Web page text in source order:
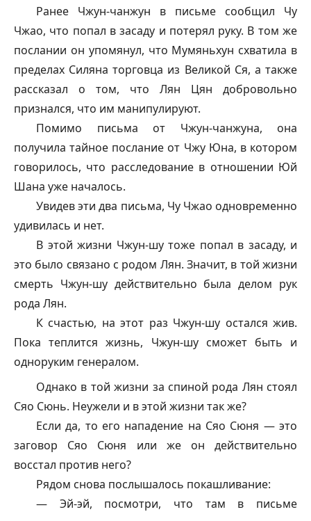
Ранее Чжун-чанжун в письме сообщил Чу
Чжао, что попал в засаду и потерял руку. В том же
послании он упомянул, что Мумяньхун схватила в
пределах Силяна торговца из Великой Ся, а также
рассказал о том, что Лян Цян добровольно
признался, что им манипулируют.
Помимо письма от Чжун-чанжуна, она
получила тайное послание от Чжу Юна, в котором
говорилось, что расследование в отношении Юй
Шана уже началось.
Увидев эти два письма, Чу Чжао одновременно
удивилась и нет.
В этой жизни Чжун-шу тоже попал в засаду, и
это было связано с родом Лян. Значит, в той жизни
смерть Чжун-шу действительно была делом рук
рода Лян.
К счастью, на этот раз Чжун-шу остался жив.
Пока теплится жизнь, Чжун-шу сможет быть и
одноруким генералом.
Однако в той жизни за спиной рода Лян стоял
Сяо Сюнь. Неужели и в этой жизни так же?
Если да, то его нападение на Сяо Сюня — это
заговор Сяо Сюня или же он действительно
восстал против него?
Рядом снова послышалось покашливание:
— Эй-эй, посмотри, что там в письме